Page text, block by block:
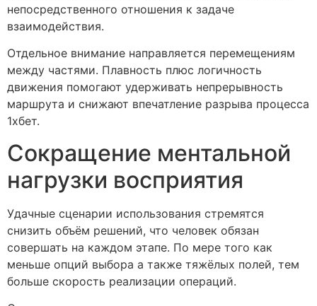
непосредственного отношения к задаче
взаимодействия.
Отдельное внимание направляется перемещениям
между частями. Плавность плюс логичность
движения помогают удерживать непрерывность
маршрута и снижают впечатление разрыва процесса
1хбет.
Сокращение ментальной
нагрузки восприятия
Удачные сценарии использования стремятся
снизить объём решений, что человек обязан
совершать на каждом этапе. По мере того как
меньше опций выбора а также тяжёлых полей, тем
больше скорость реализации операций.